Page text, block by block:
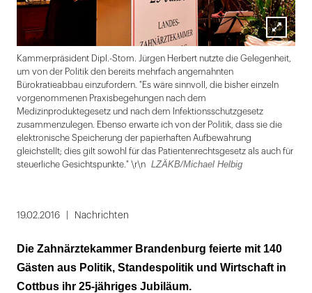
Lightbox
öffnen
Kammerpräsident Dipl.-Stom. Jürgen Herbert nutzte die Gelegenheit,
um von der Politik den bereits mehrfach angemahnten
Bürokratieabbau einzufordern. "Es wäre sinnvoll, die bisher einzeln
vorgenommenen Praxisbegehungen nach dem
Medizinproduktegesetz und nach dem Infektionsschutzgesetz
zusammenzulegen. Ebenso erwarte ich von der Politik, dass sie die
elektronische Speicherung der papierhaften Aufbewahrung
gleichstellt; dies gilt sowohl für das Patientenrechtsgesetz als auch für
steuerliche Gesichtspunkte." \r\n
LZÄKB/Michael Helbig
1
12
19.02.2016 Nachrichten
Die Zahnärztekammer Brandenburg feierte mit 140
Gästen aus Politik, Standespolitik und Wirtschaft in
Cottbus ihr 25-jähriges Jubiläum.